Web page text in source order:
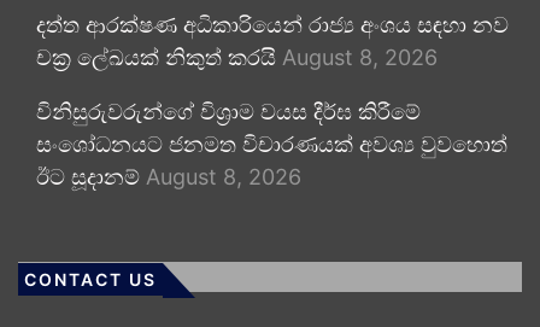
දත්ත ආරක්ෂණ අධිකාරියෙන් රාජ්‍ය අංශය සඳහා නව
චක්‍ර ලේඛයක් නිකුත් කරයි August 8, 2026
විනිසුරුවරුන්ගේ විශ්‍රාම වයස දීර්ඝ කිරීමේ
සංශෝධනයට ජනමත විචාරණයක් අවශ්‍ය වුවහොත්
ඊට සූදානම් August 8, 2026
CONTACT US